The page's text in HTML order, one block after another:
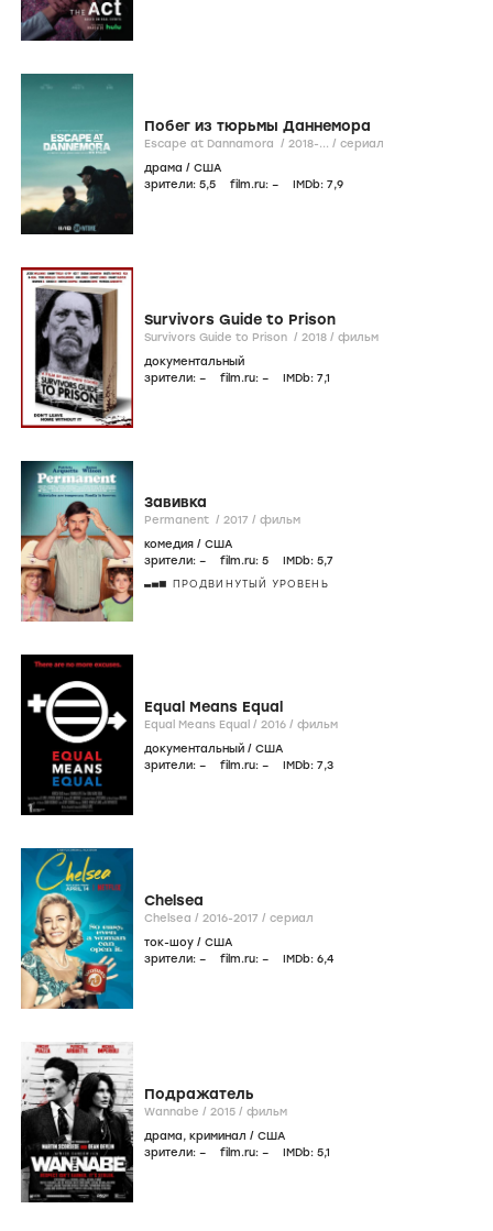
Побег из тюрьмы Даннемора
Escape at Dannamora / 2018-... / сериал
драма / США
зрители: 5,5 film.ru: – IMDb: 7,9
Survivors Guide to Prison
Survivors Guide to Prison / 2018 / фильм
документальный
зрители: – film.ru: – IMDb: 7,1
Завивка
Permanent / 2017 / фильм
комедия / США
зрители: – film.ru: 5 IMDb: 5,7
ПРОДВИНУТЫЙ УРОВЕНЬ
Equal Means Equal
Equal Means Equal / 2016 / фильм
документальный / США
зрители: – film.ru: – IMDb: 7,3
Chelsea
Chelsea / 2016-2017 / сериал
ток-шоу / США
зрители: – film.ru: – IMDb: 6,4
Подражатель
Wannabe / 2015 / фильм
драма, криминал / США
зрители: – film.ru: – IMDb: 5,1